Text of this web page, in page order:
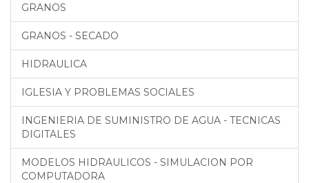
GRANOS
GRANOS - SECADO
HIDRAULICA
IGLESIA Y PROBLEMAS SOCIALES
INGENIERIA DE SUMINISTRO DE AGUA - TECNICAS
DIGITALES
MODELOS HIDRAULICOS - SIMULACION POR
COMPUTADORA